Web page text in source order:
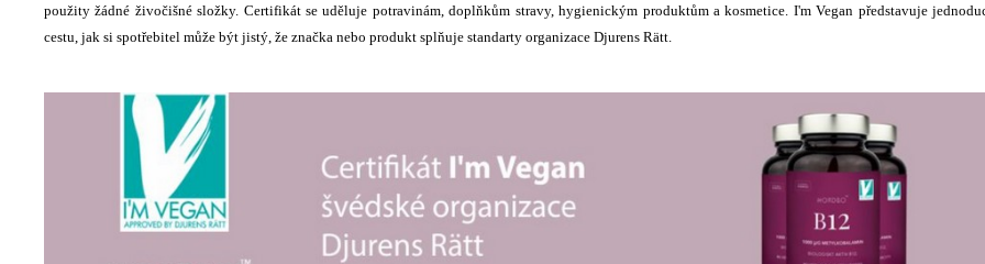
použity žádné živočišné složky. Certifikát se uděluje potravinám, doplňkům stravy, hygienickým produktům a kosmetice. I'm Vegan představuje
cestu, jak si spotřebitel může být jistý, že značka nebo produkt splňuje standarty organizace Djurens Rätt.